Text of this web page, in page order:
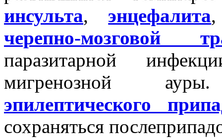
инсульта, энцефалита,
черепно-мозговой
паразитарной
мигренозной
эпилептического
сохраняться